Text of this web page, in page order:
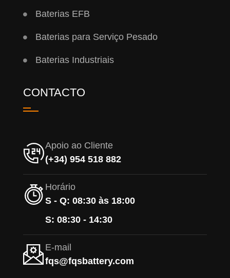
Baterias EFB
Baterias para Serviço Pesado
Baterias Industriais
CONTACTO
Apoio ao Cliente
(+34) 954 518 882
Horário
S - Q: 08:30 às 18:00
S: 08:30 - 14:30
E-mail
fqs@fqsbattery.com